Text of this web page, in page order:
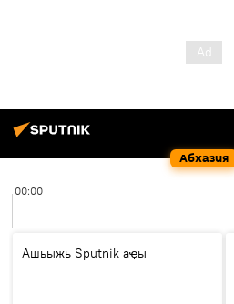
Абхазия
00:00
Ашьыжь Sputnik аҿы